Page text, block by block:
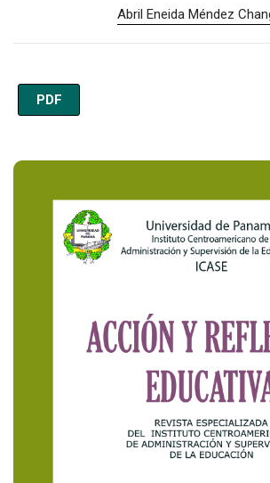
Abril Eneida Méndez
PDF
Imagen de portada